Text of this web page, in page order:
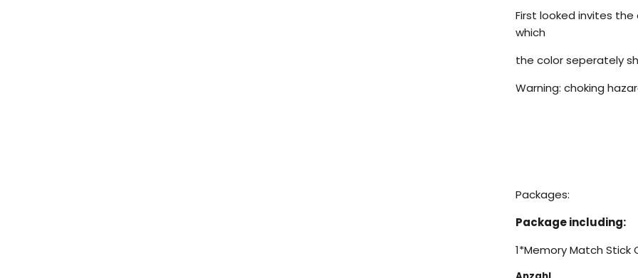
First looked invites
which
the color seperately
Warning: choking
Packages:
Package including:
1*Memory Match Stick